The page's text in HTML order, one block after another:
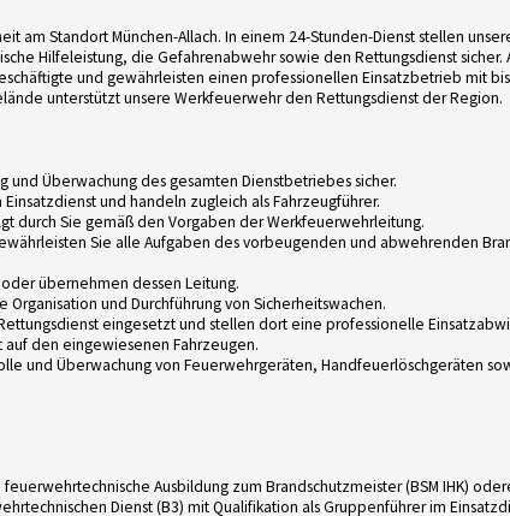
am Standort München-Allach. In einem 24-Stunden-Dienst stellen
Hilfeleistung, die Gefahrenabwehr sowie den Rettungsdienst sicher.
und gewährleisten einen professionellen Einsatzbetrieb mit
unterstützt unsere Werkfeuerwehr den Rettungsdienst der Region.
und Überwachung des gesamten Dienstbetriebes sicher.
und handeln zugleich als Fahrzeugführer.
durch Sie gemäß den Vorgaben der Werkfeuerwehrleitung.
Sie alle Aufgaben des vorbeugenden und abwehrenden
übernehmen dessen Leitung.
und Durchführung von Sicherheitswachen.
eingesetzt und stellen dort eine professionelle
auf den eingewiesenen Fahrzeugen.
und Überwachung von Feuerwehrgeräten, Handfeuerlöschgeräten
Ausbildung zum Brandschutzmeister (BSM IHK)
Dienst (B3) mit Qualifikation als Gruppenführer im